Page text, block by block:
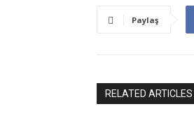
Paylaş
RELATED ARTICLES